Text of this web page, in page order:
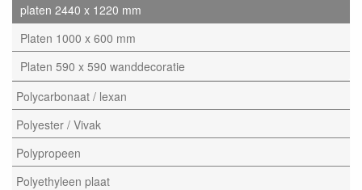
platen 2440 x 1220 mm
Platen 1000 x 600 mm
Platen 590 x 590 wanddecoratie
Polycarbonaat / lexan
Polyester / Vivak
Polypropeen
Polyethyleen plaat